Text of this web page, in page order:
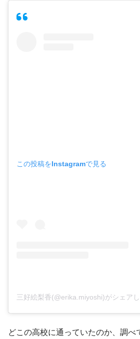
この投稿をInstagramで見る
三好絵梨香(@erika.miyoshi)がシェア
どこの高校に通っていたのか、調べ